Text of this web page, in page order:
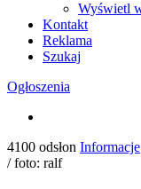
Wyświetl
Kontakt
Reklama
Szukaj
Ogłoszenia
4100 odsłon Informacje
/ foto: ralf